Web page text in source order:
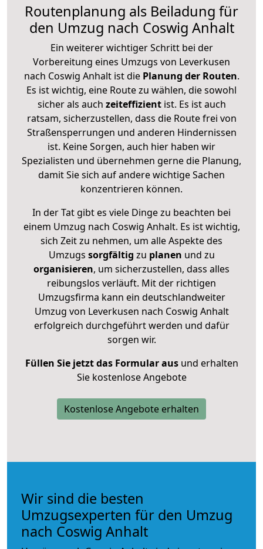
Routenplanung als Beiladung für
den Umzug nach Coswig Anhalt
Ein weiterer wichtiger Schritt bei der
Vorbereitung eines Umzugs von Leverkusen
nach Coswig Anhalt ist diePlanung der Routen.
Es ist wichtig, eine Route zu wählen, die sowohl
sicher als auch zeiteffizientist. Es ist auch
ratsam, sicherzustellen, dass die Route frei von
Straßensperrungen und anderen Hindernissen
ist. Keine Sorgen, auch hier haben wir
Spezialisten und übernehmen gerne die Planung,
damit Sie sich auf andere wichtige Sachen
konzentrieren können.
In der Tat gibt es viele Dinge zu beachten bei
einem Umzug nach Coswig Anhalt. Es ist wichtig,
sich Zeit zu nehmen, um alle Aspekte des
Umzugs sorgfältig zu planen und zu
organisieren, um sicherzustellen, dass alles
reibungslos verläuft. Mit der richtigen
Umzugsfirma kann ein deutschlandweiter
Umzug von Leverkusen nach Coswig Anhalt
erfolgreich durchgeführt werden und dafür
sorgen wir.
Füllen Sie jetzt das Formular ausund erhalten
Sie kostenlose Angebote
Kostenlose Angebote erhalten
Wir sind die besten
Umzugsexperten für den Umzug
nach Coswig Anhalt